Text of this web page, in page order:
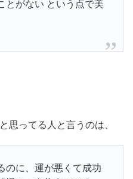
とがない という点で美
思ってる人と言うのは、
のに、運が悪くて成功